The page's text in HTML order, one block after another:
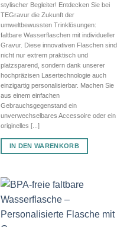
stylischer Begleiter! Entdecken Sie bei
TEGravur die Zukunft der
umweltbewussten Trinklösungen:
faltbare Wasserflaschen mit individueller
Gravur. Diese innovativen Flaschen sind
nicht nur extrem praktisch und
platzsparend, sondern dank unserer
hochpräzisen Lasertechnologie auch
einzigartig personalisierbar. Machen Sie
aus einem einfachen
Gebrauchsgegenstand ein
unverwechselbares Accessoire oder ein
originelles [...]
IN DEN WARENKORB